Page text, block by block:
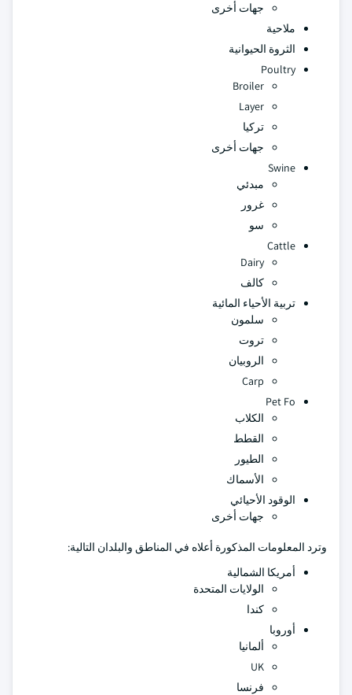
جهات أخرى
ملاحية
الثروة الحيوانية
Poultry
Broiler
Layer
تركيا
جهات أخرى
Swine
مبدئي
غرور
سو
Cattle
Dairy
كالف
تربية الأحياء المائية
سلمون
تروت
الروبيان
Carp
Pet Fo
الكلاب
القطط
الطيور
الأسماك
الوقود الأحيائي
جهات أخرى
وترد المعلومات المذكورة أعلاه في المناطق والبلدان التالية:
أمريكا الشمالية
الولايات المتحدة
كندا
أوروبا
ألمانيا
UK
فرنسا